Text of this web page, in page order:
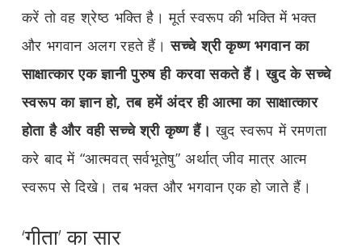
करें तो वह श्रेष्ठ भक्ति है। मूर्त स्वरूप की भक्ति में भक्त
और भगवान अलग रहते हैं। सच्चे श्री कृष्ण भगवान का
साक्षात्कार एक ज्ञानी पुरुष ही करवा सकते हैं। खुद के सच्चे
स्वरूप का ज्ञान हो, तब हमें अंदर ही आत्मा का साक्षात्कार
होता है और वही सच्चे श्री कृष्ण हैं। खुद स्वरूप में रमणता
करे बाद में “आत्मवत् सर्वभूतेषु” अर्थात् जीव मात्र आत्म
स्वरूप से दिखे। तब भक्त और भगवान एक हो जाते हैं।
‘गीता’ का सार